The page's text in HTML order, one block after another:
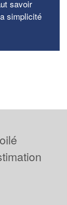
savoir
simplicité